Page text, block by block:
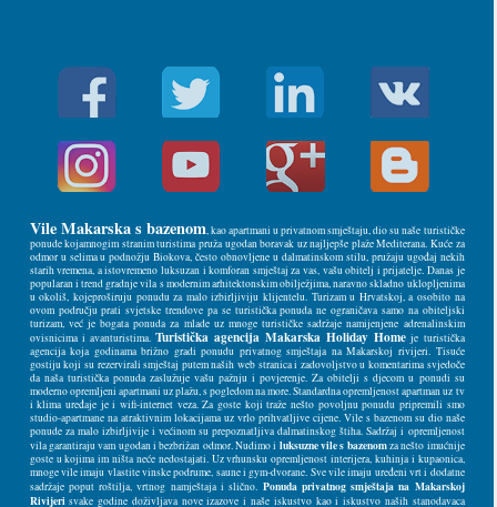
Vile Makarska s bazenom , kao apartmani u privatnom smještaju, dio su naše turističke
ponude kojamnogim stranim turistima pruža ugodan boravak uz najljepše plaže Mediterana. Kuće za
odmor u selima u podnožju Biokova, često obnovljene u dalmatinskom stilu, pružaju ugođaj nekih
starih vremena, a istovremeno luksuzan i komforan smještaj za vas, vašu obitelj i prijatelje. Danas je
popularan i trend gradnje vila s modernim arhitektonskim obilježjima, naravno skladno uklopljenima
u okoliš, kojeproširuju ponudu za malo izbirljiviju klijentelu. Turizam u Hrvatskoj, a osobito na
ovom području prati svjetske trendove pa se turistička ponuda ne ograničava samo na obiteljski
turizam, već je bogata ponuda za mlade uz mnoge turističke sadržaje namijenjene adrenalinskim
ovisnicima i avanturistima. Turistička agencija Makarska Holiday Home je turistička
agencija koja godinama brižno gradi ponudu privatnog smještaja na Makarskoj rivijeri. Tisuće
gostiju koji su rezervirali smještaj putem naših web stranica i zadovoljstvo u komentarima svjedoče
da naša turistička ponuda zaslužuje vašu pažnju i povjerenje. Za obitelji s djecom u ponudi su
moderno opremljeni apartmani uz plažu, s pogledom na more. Standardna opremljenost apartman uz tv
i klima uređaje je i wifi-internet veza. Za goste koji traže nešto povoljnu ponudu pripremili smo
studio-apartmane na atraktivnim lokacijama uz vrlo prihvatljive cijene. Vile s bazenom su dio naše
ponude za malo izbirljivije i većinom su prepoznatljiva dalmatinskog štiha. Sadržaj i opremljenost
vila garantiraju vam ugodan i bezbrižan odmor. Nudimo i luksuzne vile s bazenomza nešto imućnije
goste u kojima im ništa neće nedostajati. Uz vrhunsku opremljenost interijera, kuhinja i kupaonica,
mnoge vile imaju vlastite vinske podrume, saune i gym-dvorane. Sve vile imaju uređeni vrt i dodatne
sadržaje poput roštilja, vrtnog namještaja i slično. Ponuda privatnog smještaja na Makarskoj
Rivijeri svake godine doživljava nove izazove i naše iskustvo kao i iskustvo naših stanodavaca